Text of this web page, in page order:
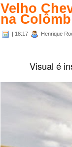
Velho
na
| 18:17 Henrique
Visual é